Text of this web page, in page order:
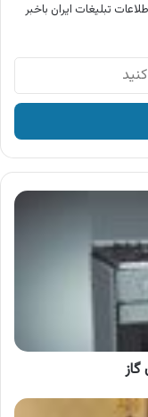
تبلیغات ایران باخبر